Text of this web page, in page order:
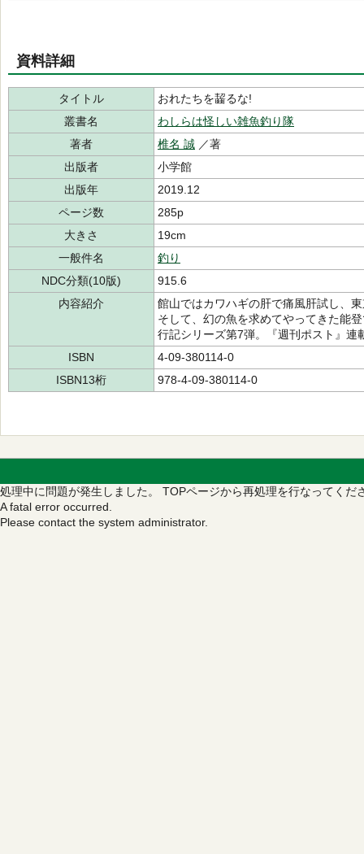
資料詳細
タイトル
おれたちを齧るな!
叢書名
わしらは怪しい雑魚釣り隊
著者
椎名 誠 ／著
出版者
小学館
出版年
2019.12
ページ数
285p
大きさ
19cm
一般件名
釣り
NDC分類(10版)
915.6
内容紹介
館山ではカワハギの肝で痛風肝試し、
そして、幻の魚を求めてやってきた能
行記シリーズ第7弾。『週刊ポスト』連
ISBN
4-09-380114-0
ISBN13桁
978-4-09-380114-0
処理中に問題が発生しました。 TOPページから再処理を行なってくだ
A fatal error occurred.
Please contact the system administrator.